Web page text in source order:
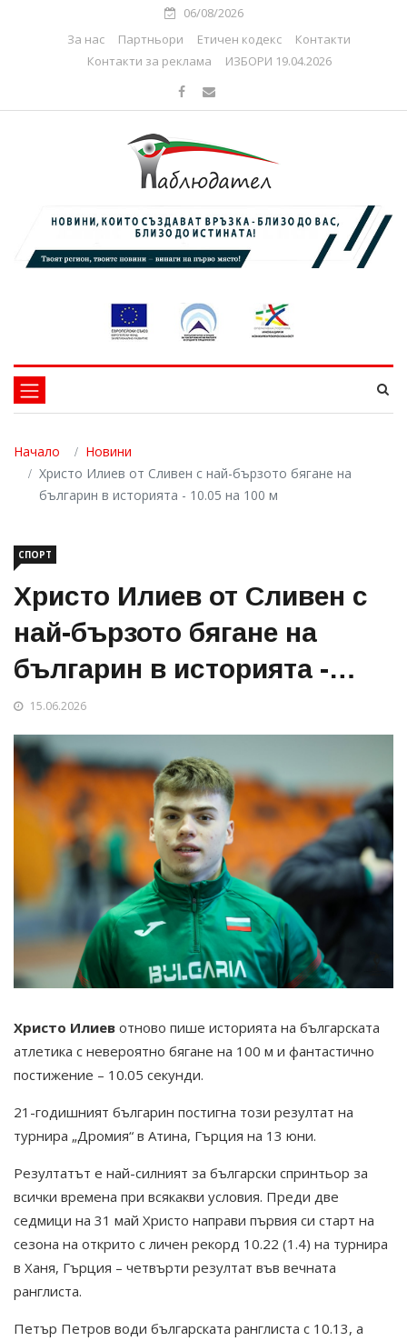
06/08/2026
За нас
Партньори Етичен кодекс
Контакти
Контакти за реклама
ИЗБОРИ 19.04.2026
Начало
Новини
Христо Илиев от Сливен с най-бързото бягане на
българин в историята - 10.05 на 100 м
СПОРТ
Христо Илиев от Сливен с
най-бързото бягане на
българин в историята -
10.05 на 100 м
15.06.2026
Христо Илиев отново пише историята на българската
атлетика с невероятно бягане на 100 м и фантастично
постижение – 10.05 секунди.
21-годишният българин постигна този резултат на
турнира „Дромия“ в Атина, Гърция на 13 юни.
Резултатът е най-силният за български спринтьор за
всички времена при всякакви условия. Преди две
седмици на 31 май Христо направи първия си старт на
сезона на открито с личен рекорд 10.22 (1.4) на турнира
в Ханя, Гърция – четвърти резултат във вечната
ранглиста.
Петър Петров води българската ранглиста с 10.13, а